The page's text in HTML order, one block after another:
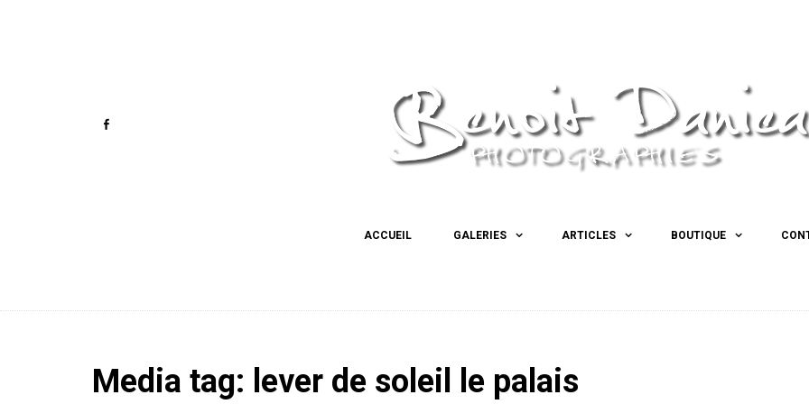
ACCUEIL GALERIES ARTICLES BOUTIQUE
Media tag: lever de soleil le palais